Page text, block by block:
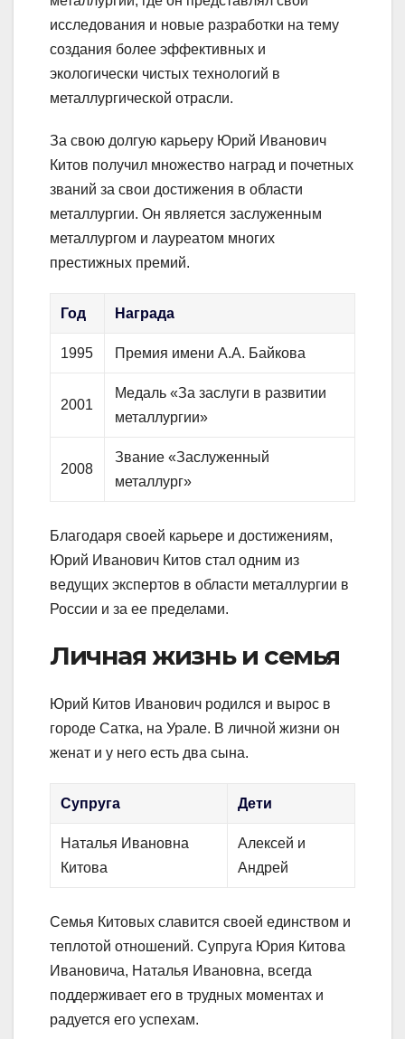
исследования и новые разработки на тему
создания более эффективных и
экологически чистых технологий в
металлургической отрасли.
За свою долгую карьеру Юрий Иванович
Китов получил множество наград и почетных
званий за свои достижения в области
металлургии. Он является заслуженным
металлургом и лауреатом многих
престижных премий.
Год Награда
1995 Премия имени А.А. Байкова
2001
Медаль «За заслуги в развитии
металлургии»
2008
Звание «Заслуженный
металлург»
Благодаря своей карьере и достижениям,
Юрий Иванович Китов стал одним из
ведущих экспертов в области металлургии в
России и за ее пределами.
Личная жизнь и семья
Юрий Китов Иванович родился и вырос в
городе Сатка, на Урале. В личной жизни он
женат и у него есть два сына.
Супруга Дети
Наталья Ивановна
Китова
Алексей и
Андрей
Семья Китовых славится своей единством и
теплотой отношений. Супруга Юрия Китова
Ивановича, Наталья Ивановна, всегда
поддерживает его в трудных моментах и
радуется его успехам.